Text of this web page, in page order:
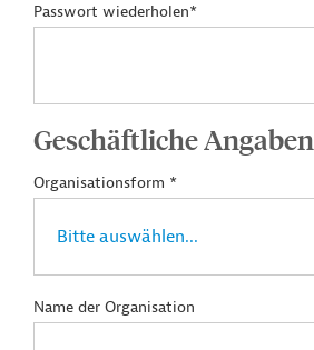
Passwort wiederholen*
Geschäftliche Angaben
Organisationsform *
Name der Organisation